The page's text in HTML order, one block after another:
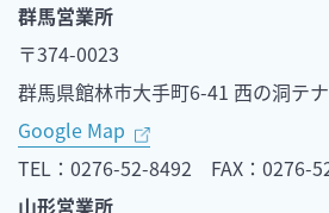
群馬営業所
〒374-0023
群馬県館林市大手町6-41 西の洞テ
Google Map
TEL：0276-52-8492 FAX：0276-
山形営業所